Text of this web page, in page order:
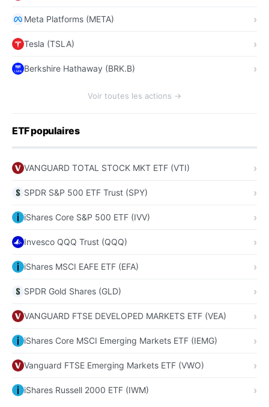
Meta Platforms (META)
Tesla (TSLA)
Berkshire Hathaway (BRK.B)
Voir toutes les actions →
ETF populaires
VANGUARD TOTAL STOCK MKT ETF (VTI)
SPDR S&P 500 ETF Trust (SPY)
iShares Core S&P 500 ETF (IVV)
Invesco QQQ Trust (QQQ)
iShares MSCI EAFE ETF (EFA)
SPDR Gold Shares (GLD)
VANGUARD FTSE DEVELOPED MARKETS ETF (VEA)
iShares Core MSCI Emerging Markets ETF (IEMG)
Vanguard FTSE Emerging Markets ETF (VWO)
iShares Russell 2000 ETF (IWM)